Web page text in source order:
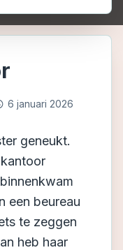
6 januari 2026
geneukt.
een beureau
te zeggen
heb haar